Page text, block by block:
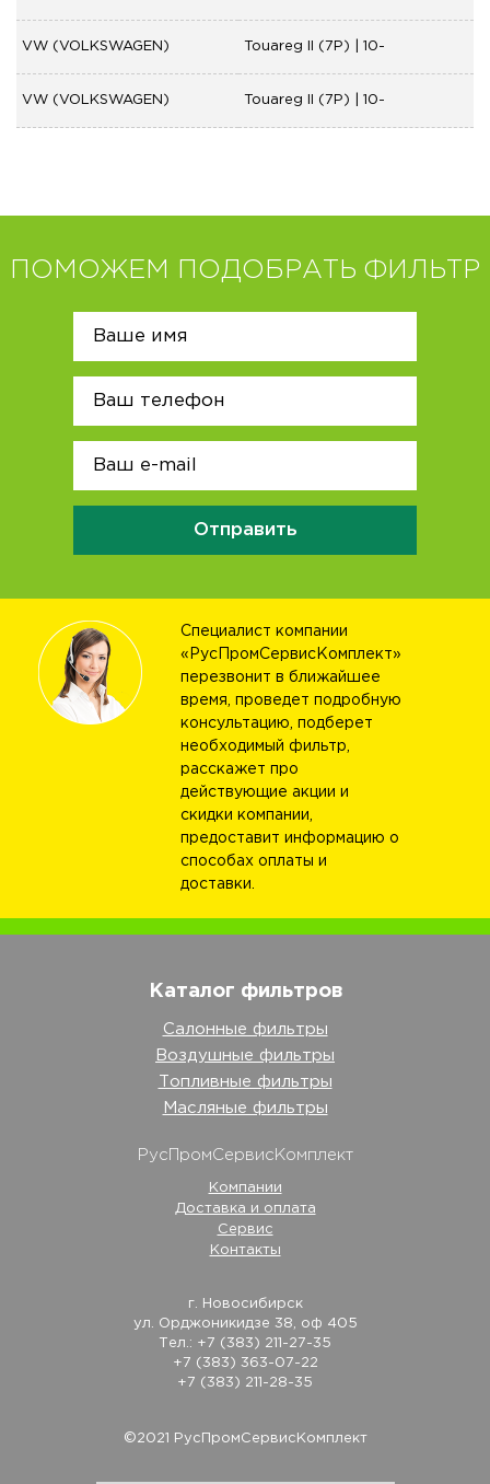
VW (VOLKSWAGEN) Touareg II (7P) | 10-
VW (VOLKSWAGEN) Touareg II (7P) | 10-
ПОМОЖЕМ ПОДОБРАТЬ ФИЛЬТР
Отправить
Специалист компании
«РусПромСервисКомплект»
перезвонит в ближайшее
время, проведет подробную
консультацию, подберет
необходимый фильтр,
расскажет про
действующие акции и
скидки компании,
предоставит информацию о
способах оплаты и
доставки.
©2021 РусПромСервисКомплект
Каталог фильтров
Салонные фильтры
Воздушные фильтры
Топливные фильтры
Масляные фильтры
РусПромСервисКомплект
Компании
Доставка и оплата
Сервис
Контакты
г. Новосибирск
ул. Орджоникидзе 38, оф 405
Тел.: +7 (383) 211-27-35
+7 (383) 363-07-22
+7 (383) 211-28-35